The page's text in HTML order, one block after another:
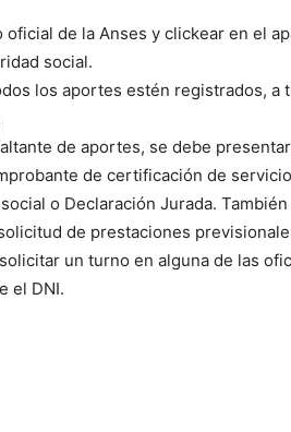
oficial de la Anses y clickear en el
social.
los aportes estén registrados, a
de aportes, se debe
de certificación de
o Declaración Jurada.
de prestaciones
un turno en alguna de las
el DNI.